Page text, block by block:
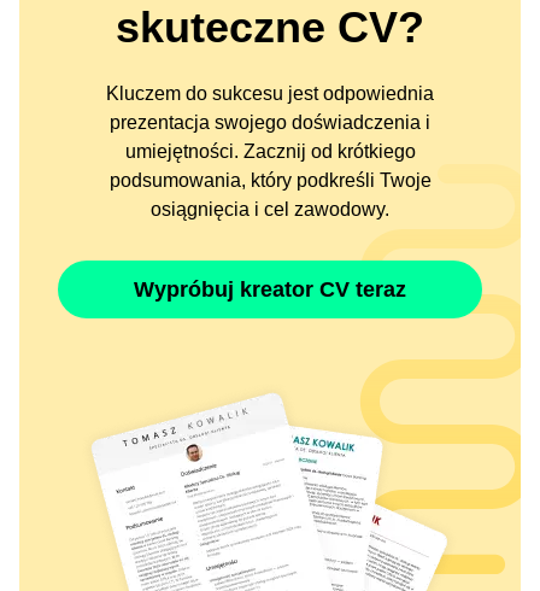
skuteczne CV?
Kluczem do sukcesu jest odpowiednia
prezentacja swojego doświadczenia i
umiejętności. Zacznij od krótkiego
podsumowania, który podkreśli Twoje
osiągnięcia i cel zawodowy.
Wypróbuj kreator CV teraz